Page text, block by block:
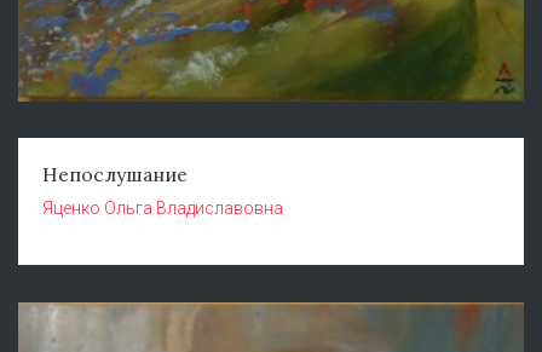
Непослушание
Яценко Ольга Владиславовна